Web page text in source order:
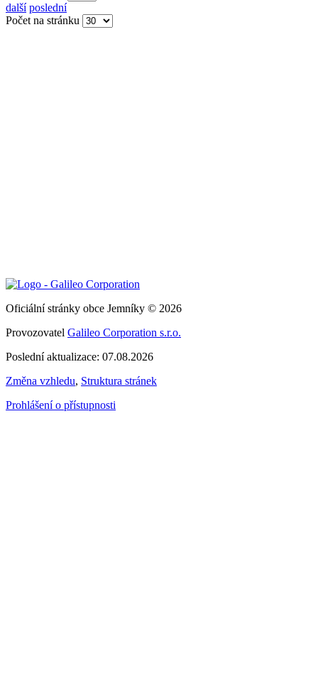
další poslední
Počet na stránku
Oficiální stránky obce Jemníky © 2026
Provozovatel Galileo Corporation s.r.o.
Poslední aktualizace: 07.08.2026
Změna vzhledu, Struktura stránek
Prohlášení o přístupnosti